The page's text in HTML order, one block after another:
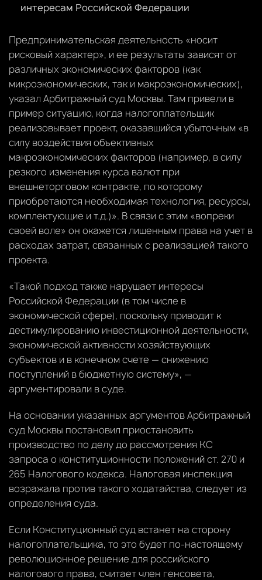
интересам Российской Федерации
Предпринимательская деятельность «носит
рисковый характер», и ее результаты зависят от
различных экономических факторов (как
микроэкономических, так и макроэкономических),
указал Арбитражный суд Москвы. Там привели в
пример ситуацию, когда налогоплательщик
реализовывает проект, оказавшийся убыточным «в
силу воздействия объективных
макроэкономических факторов (например, в силу
резкого изменения курса валют при
внешнеторговом контракте, по которому
приобретаются необходимая технология, ресурсы,
комплектующие и т.д.)». В связи с этим «вопреки
своей воле» он окажется лишенным права на учет в
расходах затрат, связанных с реализацией такого
проекта.
«Такой подход также нарушает интересы
Российской Федерации (в том числе в
экономической сфере), поскольку приводит к
дестимулированию инвестиционной деятельности,
экономической активности хозяйствующих
субъектов и в конечном счете — снижению
поступлений в бюджетную систему», —
аргументировали в суде.
На основании указанных аргументов Арбитражный
суд Москвы постановил приостановить
производство по делу до рассмотрения КС
запроса о конституционности положений ст. 270 и
265 Налогового кодекса. Налоговая инспекция
возражала против такого ходатайства, следует из
определения суда.
Если Конституционный суд встанет на сторону
налогоплательщика, то это будет по-настоящему
революционное решение для российского
налогового права, считает член генсовета,